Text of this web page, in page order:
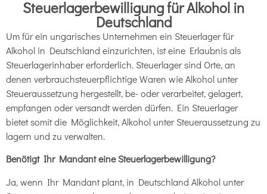
Steuerlagerbewilligung für Alkohol in
Deutschland
Um für ein ungarisches Unternehmen ein Steuerlager für
Alkohol in Deutschland einzurichten, ist eine Erlaubnis als
Steuerlagerinhaber erforderlich. Steuerlager sind Orte, an
denen verbrauchsteuerpflichtige Waren wie Alkohol unter
Steueraussetzung hergestellt, be- oder verarbeitet, gelagert,
empfangen oder versandt werden dürfen. Ein Steuerlager
bietet somit die Möglichkeit, Alkohol unter Steueraussetzung zu
lagern und zu verwalten.
Benötigt Ihr Mandant eine Steuerlagerbewilligung?
Ja, wenn Ihr Mandant plant, in Deutschland Alkohol unter